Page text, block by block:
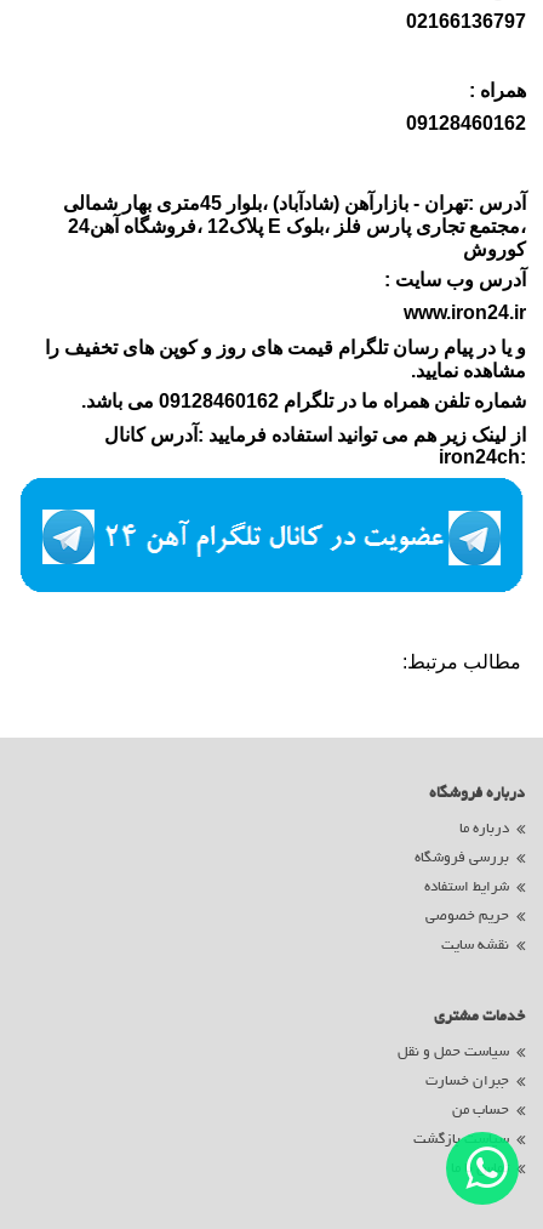
02166136797
همراه :
09128460162
آدرس :تهران - بازارآهن (شادآباد) ،بلوار 45متری بهار شمالی
،مجتمع تجاری پارس فلز ،بلوک E پلاک12 ،فروشگاه آهن24
کوروش
آدرس وب سایت :
www.iron24.ir
و یا در پیام رسان تلگرام قیمت های روز و کوپن های تخفیف را
مشاهده نمایید.
شماره تلفن همراه ما در تلگرام 09128460162 می باشد.
از لینک زیر هم می توانید استفاده فرمایید :آدرس کانال
:iron24ch
مطالب مرتبط:
درباره فروشگاه
درباره ما
بررسی فروشگاه
شرایط استفاده
حریم خصوصی
نقشه سایت
خدمات مشتری
سیاست حمل و نقل
جبران خسارت
حساب من
سیاست بازگشت
تماس با ما